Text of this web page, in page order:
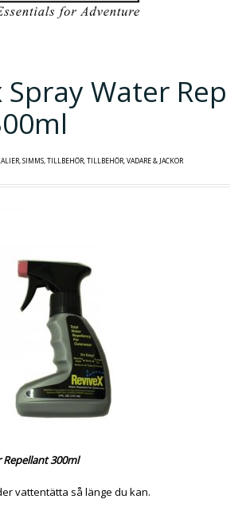
Spray Water Rep
,SIMMS,TILLBEHÖR,TILLBEHÖR,VADARE & JACKOR
Repellant 300ml
vattentätta så länge du kan.